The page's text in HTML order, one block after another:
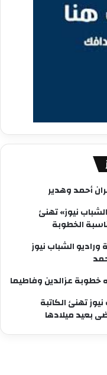
أحمد وهدير
نيوز» تهنئ
الخطوبة
وراديو الشباب نيوز
خطوبة عزالدين وفاطيما
تهنئ الكاتبة
بعيد ميلادها